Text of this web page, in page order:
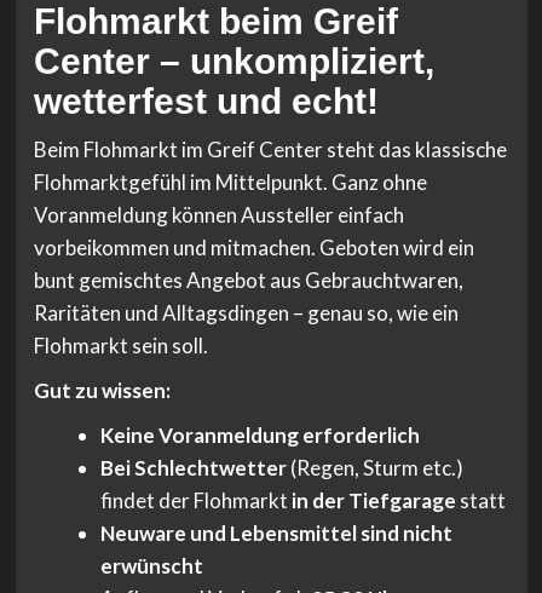
Flohmarkt beim Greif
Center – unkompliziert,
wetterfest und echt!
Beim Flohmarkt im Greif Center steht das klassische
Flohmarktgefühl im Mittelpunkt. Ganz ohne
Voranmeldung können Aussteller einfach
vorbeikommen und mitmachen. Geboten wird ein
bunt gemischtes Angebot aus Gebrauchtwaren,
Raritäten und Alltagsdingen – genau so, wie ein
Flohmarkt sein soll.
Gut zu wissen:
Keine Voranmeldung erforderlich
Bei Schlechtwetter(Regen, Sturm etc.)
findet der Flohmarkt in der Tiefgarage statt
Neuware und Lebensmittel sind nicht
erwünscht